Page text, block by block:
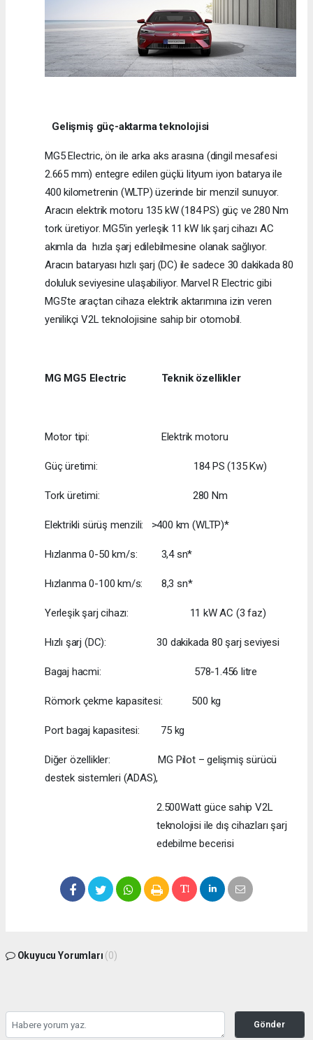
Gelişmiş güç-aktarma teknolojisi
MG5 Electric, ön ile arka aks arasına (dingil mesafesi
2.665 mm) entegre edilen güçlü lityum iyon batarya ile
400 kilometrenin (WLTP) üzerinde bir menzil sunuyor.
Aracın elektrik motoru 135 kW (184 PS) güç ve 280 Nm
tork üretiyor. MG5’in yerleşik 11 kW lık şarj cihazı AC
akımla da hızla şarj edilebilmesine olanak sağlıyor.
Aracın bataryası hızlı şarj (DC) ile sadece 30 dakikada 80
doluluk seviyesine ulaşabiliyor. Marvel R Electric gibi
MG5’te araçtan cihaza elektrik aktarımına izin veren
yenilikçi V2L teknolojisine sahip bir otomobil.
MG MG5 Electric Teknik özellikler
Motor tipi: Elektrik motoru
Güç üretimi: 184 PS (135 Kw)
Tork üretimi: 280 Nm
Elektrikli sürüş menzili: >400 km (WLTP)*
Hızlanma 0-50 km/s: 3,4 sn*
Hızlanma 0-100 km/s: 8,3 sn*
Yerleşik şarj cihazı: 11 kW AC (3 faz)
Hızlı şarj (DC): 30 dakikada 80 şarj seviyesi
Bagaj hacmi: 578-1.456 litre
Römork çekme kapasitesi: 500 kg
Port bagaj kapasitesi: 75 kg
Diğer özellikler: MG Pilot – gelişmiş sürücü
destek sistemleri (ADAS),
2.500Watt güce sahip V2L
teknolojisi ile dış cihazları şarj
edebilme becerisi
Okuyucu Yorumları (0)
Gönder